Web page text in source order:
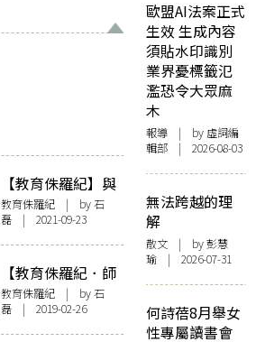
【教育侏羅紀】與
蘇美智睇展︰舊課
本明事理，國家原
來是「孩子」！
教育侏羅紀| by石
磊| 2021-09-23
【教育侏羅紀．師
生關係】離島師
生，村校街坊
教育侏羅紀| by石
磊| 2019-02-26
歐盟AI法案正式
生效 生成內容
須貼水印識別
業界憂標籤氾
濫恐令大眾麻
木
報導 | by 虛詞編
輯部 | 2026-08-03
無法跨越的理
解
散文 | by 彭慧
瑜 | 2026-07-31
何詩蓓8月舉女
性專屬讀書會